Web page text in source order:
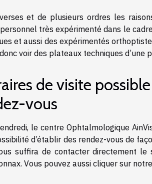
et de plusieurs ordres les
personnel très expérimenté dans le
et aussi des expérimentés
voir des plateaux techniques
de visite
vous
le centre Ophtalmologique
d’établir des rendez-vous de
suffira de contacter directement
Vous pouvez aussi cliquer sur